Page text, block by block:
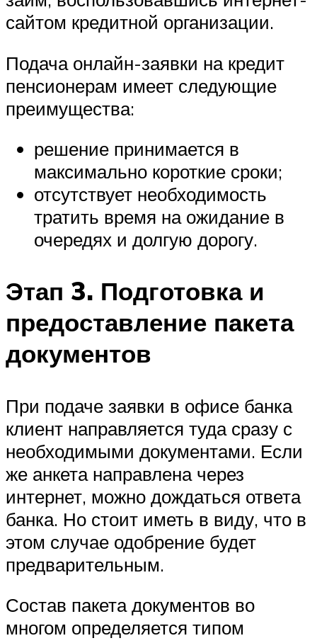
сайтом кредитной организации.
Подача онлайн-заявки на кредит
пенсионерам имеет следующие
преимущества:
решение принимается в
максимально короткие сроки;
отсутствует необходимость
тратить время на ожидание в
очередях и долгую дорогу.
Этап 3. Подготовка и
предоставление пакета
документов
При подаче заявки в офисе банка
клиент направляется туда сразу с
необходимыми документами. Если
же анкета направлена через
интернет, можно дождаться ответа
банка. Но стоит иметь в виду, что в
этом случае одобрение будет
предварительным.
Состав пакета документов во
многом определяется типом